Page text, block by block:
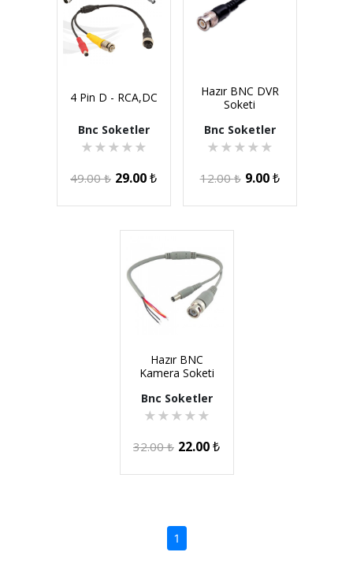
4 Pin D - RCA,DC
Bnc Soketler
★ ★ ★ ★ ★
49.00₺ 29.00₺
Hazır BNC DVR
Soketi
Bnc Soketler
★ ★ ★ ★ ★
12.00₺ 9.00₺
Hazır BNC
Kamera Soketi
Bnc Soketler
★ ★ ★ ★ ★
32.00₺ 22.00₺
1